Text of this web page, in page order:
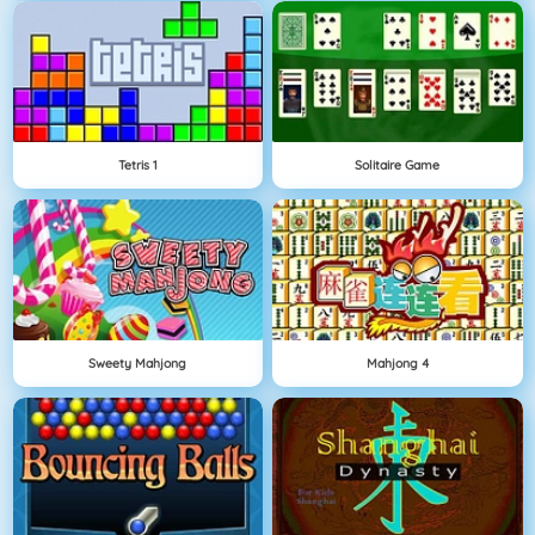
Tetris 1 Solitaire Game
Sweety Mahjong Mahjong 4